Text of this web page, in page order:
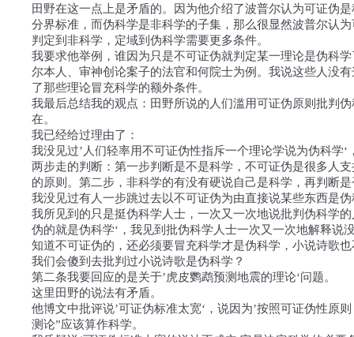
田野在这一点上是矛盾的。因为他介绍了波普尔认为可证伪
分界标准，而伪科学是非科学的子集，那么很显然波普尔认
判定到非科学，定域到伪科学需要更多条件。
我要求他举例，谁因为只是不可证伪就判定某一理论是伪科
尔本人、审神创论案子的法官和何院士为例。我说这些人没
了那些理论冒充科学的额外条件。
我最后总结我的观点：田野所说的人们滥用可证伪原则批判
在。
我已经给过理由了：
我没见过’人们轻率用不可证伪性指斥一个理论学说为伪科学‘
两步走的判断：第一步判断是不是科学，不可证伪是很多人
的原则。第二步，非科学的有没有硬说自己是科学，再判断
我没见过有人一步跳过去以不可证伪为由直接说某些东西是
我所见到的只是挺伪科学人士，一次又一次地说批判伪科学的
伪的就是伪科学‘，我见到批伪科学人士一次又一次地解释说
知道不可证伪的，还必须要冒充科学才是伪科学，小说诗歌
我们会傻到去批判过小说诗歌是伪科学？
第二条我要回应的是关于’虎皮鹦鹉预测地震的理论‘问题。
这里田野的说法有矛盾。
他博文中批评说’可证伪标准太宽‘，说因为’按照可证伪性原
测论”应该算作科学。